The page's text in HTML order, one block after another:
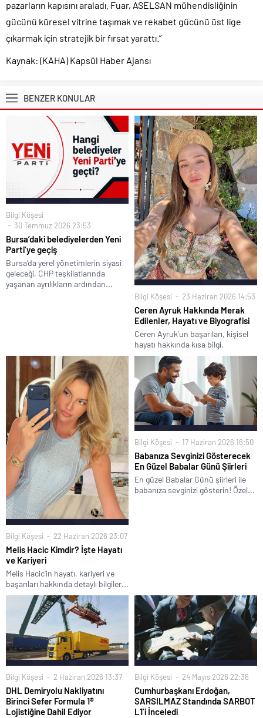
pazarların kapısını araladı. Fuar, ASELSAN mühendisliğinin
gücünü küresel vitrine taşımak ve rekabet gücünü üst lige
çıkarmak için stratejik bir fırsat yarattı.”
Kaynak: (KAHA) Kapsül Haber Ajansı
BENZER KONULAR
Bilgi Köşesi
30 Temmuz 2026 23:53
Bursa’daki belediyelerden Yeni
Parti’ye geçiş
Bursa’da yerel yönetimlerin siyasi
geleceği, CHP teşkilatlarında
yaşanan ayrılıkların ardından...
Bilgi Köşesi 23 Haziran 2026 14:53
Ceren Ayruk Hakkında Merak
Edilenler, Hayatı ve Biyografisi
Ceren Ayruk'un başarıları, kişisel
hayatı hakkında kısa bilgi.
Bilgi Köşesi 22 Haziran 2026 23:07
Melis Hacic Kimdir? İşte Hayatı
ve Kariyeri
Melis Hacic'in hayatı, kariyeri ve
başarıları hakkında detaylı bilgiler...
Bilgi Köşesi 17 Haziran 2026 16:50
Babanıza Sevginizi Gösterecek
En Güzel Babalar Günü Şiirleri
En güzel Babalar Günü şiirleri ile
babanıza sevginizi gösterin! Özel...
Bilgi Köşesi 2 Haziran 2026 13:37
DHL Demiryolu Nakliyatını
Birinci Sefer Formula 1®
Lojistiğine Dahil Ediyor
Bilgi Köşesi 24 Mayıs 2026 22:36
Cumhurbaşkanı Erdoğan,
SARSILMAZ Standında SARBOT
L1’i İnceledi